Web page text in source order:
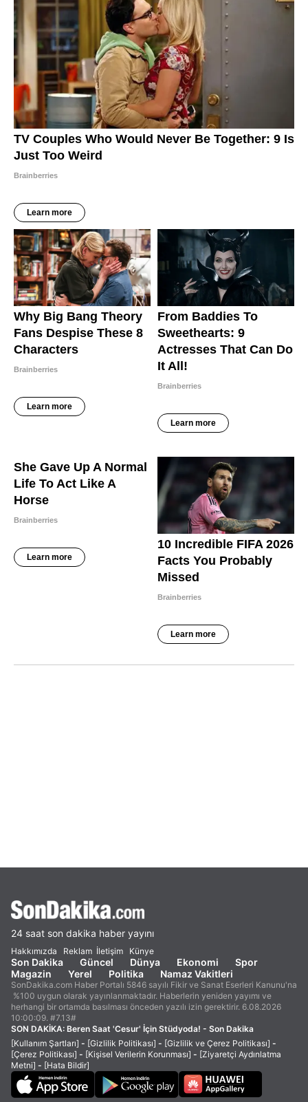
24 saat son dakika haber yayını
Hakkımızda Reklam İletişim Künye
Son Dakika Güncel Dünya Ekonomi
Spor
Magazin
Yerel Politika Namaz Vakitleri
SonDakika.com Haber Portalı 5846 sayılı Fikir ve Sanat Eserleri Kanunu'na
%100 uygun olarak yayınlanmaktadır. Haberlerin yeniden yayımı ve
herhangi bir ortamda basılması önceden yazılı izin gerektirir. 6.08.2026
10:00:09. #7.13#
SON DAKİKA: Beren Saat 'Cesur' İçin Stüdyoda! - Son Dakika
[Kullanım Şartları] - [Gizlilik Politikası] - [Gizlilik ve Çerez Politikası] -
[Çerez Politikası] - [Kişisel Verilerin Korunması] - [Ziyaretçi Aydınlatma
Metni] - [Hata Bildir]